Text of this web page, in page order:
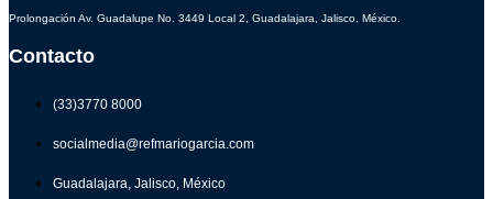
Prolongación Av. Guadalupe No. 3449 Local 2, Guadalajara, Jalisco, México.
Contacto
(33)3770 8000
socialmedia@refmariogarcia.com
Guadalajara, Jalisco, México